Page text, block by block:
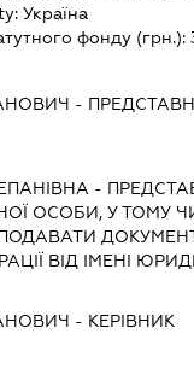
Україна
фонду (грн.):
-
-
ОСОБИ, У ТОМУ
ВІД ІМЕНІ
- КЕРІВНИК